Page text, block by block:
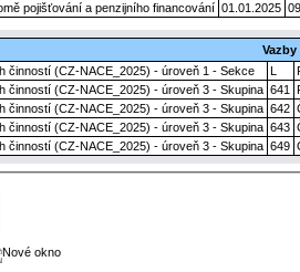
pojišťování a penzijního financování 01.01.2025
Vazby
činností (CZ-NACE_2025) - úroveň 1 - Sekce
činností (CZ-NACE_2025) - úroveň 3 - Skupina 641
činností (CZ-NACE_2025) - úroveň 3 - Skupina 642
činností (CZ-NACE_2025) - úroveň 3 - Skupina 643
činností (CZ-NACE_2025) - úroveň 3 - Skupina 649